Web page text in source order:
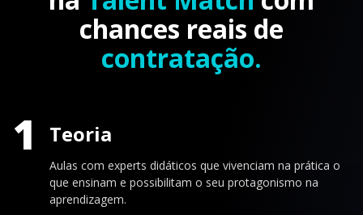
chances reais de
contratação.
1 Teoria
Aulas com experts didáticos que vivenciam na prática o
que ensinam e possibilitam o seu protagonismo na
aprendizagem.